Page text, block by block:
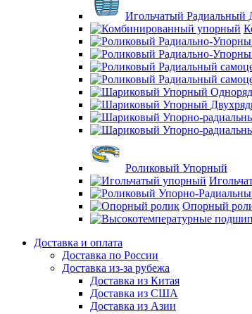
Игольчатый Радиальный
Роликовый Упорный
Опорный
Доставка и оплата
Доставка по России
Доставка из-за рубежа
Доставка из Китая
Доставка из США
Доставка из Азии